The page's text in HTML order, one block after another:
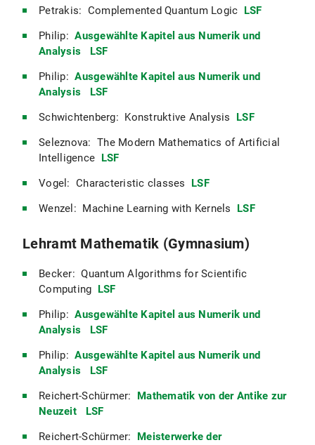
Petrakis: Complemented Quantum Logic LSF
Philip:Ausgewählte Kapitel aus Numerik und
Analysis
LSF
Philip:Ausgewählte Kapitel aus Numerik und
Analysis
LSF
Schwichtenberg: Konstruktive Analysis LSF
Seleznova: The Modern Mathematics of Artificial
Intelligence LSF
Vogel: Characteristic classes LSF
Wenzel: Machine Learning with Kernels LSF
Lehramt Mathematik (Gymnasium)
Becker: Quantum Algorithms for Scientific
Computing LSF
Philip:Ausgewählte Kapitel aus Numerik und
Analysis
LSF
Philip:Ausgewählte Kapitel aus Numerik und
Analysis
LSF
Reichert-Schürmer: Mathematik von der Antike zur
Neuzeit
LSF
Reichert-Schürmer: Meisterwerke der